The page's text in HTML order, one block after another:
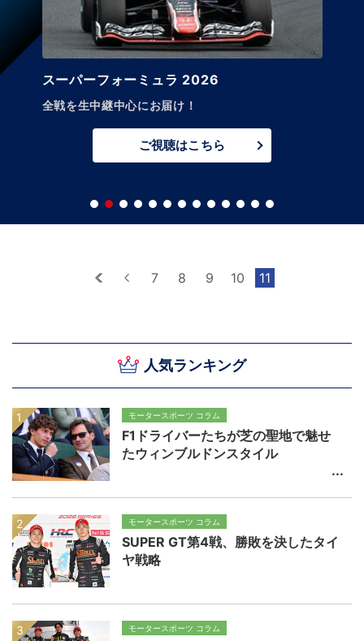
人気ランキング
モータースポーツ コラム
F1ドライバーたちが芝の聖地で魅せ
たウィンブルドンスタイル
モータースポーツ コラム
SUPER GT第4戦、勝敗を決したタイ
ヤ戦略
モータースポーツ コラム
スーパーフォーミュラ 2026
全戦を生中継中心にお届け！
ご視聴はこちら
最初へ前へ
7 8 9 10 11